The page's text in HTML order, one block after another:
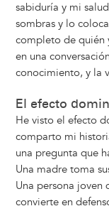
sabiduría y mi
sombras y lo
completo de quién
en una
conocimiento, y la
El efecto
He visto el efecto
comparto mi
una pregunta que
Una madre toma
Una persona joven
convierte en